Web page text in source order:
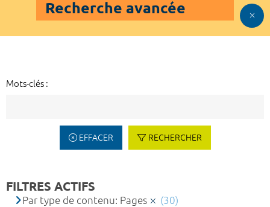
Recherche avancée
Mots-clés :
EFFACER RECHERCHER
FILTRES ACTIFS
Par type de contenu: Pages
(30)